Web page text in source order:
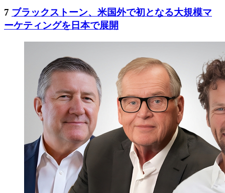
7 ブラックストーン、米国外で初となる大規模マ
ーケティングを日本で展開